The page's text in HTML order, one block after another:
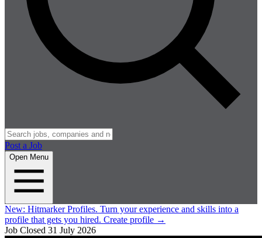
Post a Job
Open Menu
New: Hitmarker Profiles. Turn your experience and skills into a
profile that gets you hired. Create profile →
Job Closed 31 July 2026